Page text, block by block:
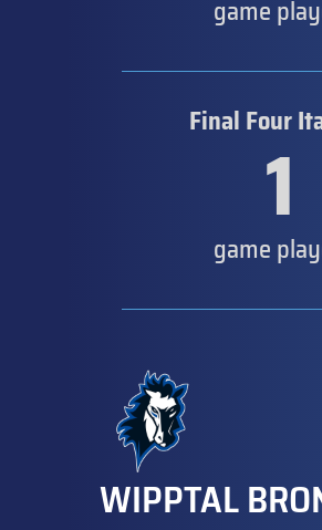
game
Final Four
1
game
WIPPTAL